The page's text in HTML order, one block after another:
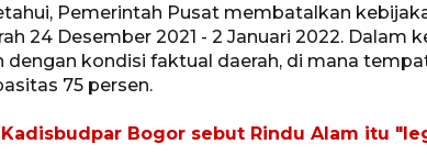
Pemerintah Pusat membatalkan
24 Desember 2021 - 2 Januari 2022. Dalam
dengan kondisi faktual daerah, di mana
75 persen.
Kadisbudpar Bogor sebut Rindu Alam itu